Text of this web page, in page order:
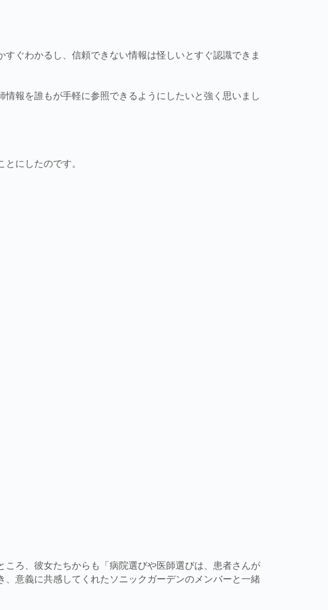
ぐわかるし、信頼できない情報は怪しいとすぐ認識できま
報を誰もが手軽に参照できるようにしたいと強く思いまし
にしたのです。
ろ、彼女たちからも「病院選びや医師選びは、患者さんが
意義に共感してくれたソニックガーデンのメンバーと一緒